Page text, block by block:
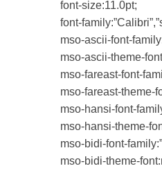
font-size:11.0pt;
font-
mso-ascii-font-
mso-ascii-theme-
mso-fareast-font-
mso-fareast-theme-
mso-hansi-font-
mso-hansi-theme-
mso-bidi-font-
mso-bidi-theme-